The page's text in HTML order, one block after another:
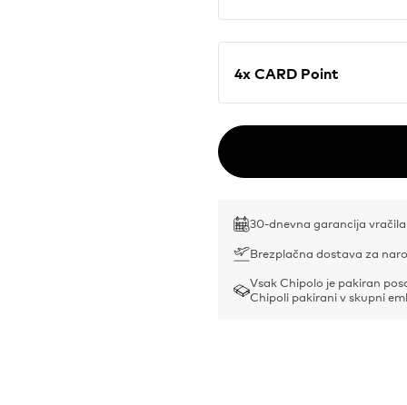
4x CARD Point
30-dnevna garancija
Brezplačna dostava za
Vsak Chipolo je pakiran
Chipoli pakirani v skupni